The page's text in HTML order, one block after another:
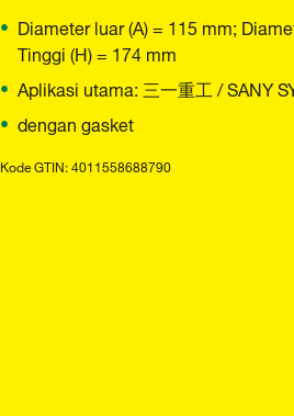
Diameter luar (A) = 115 mm;
Tinggi (H) = 174 mm
Aplikasi utama: 三一重工 / SANY
dengan gasket
Kode GTIN: 4011558688790